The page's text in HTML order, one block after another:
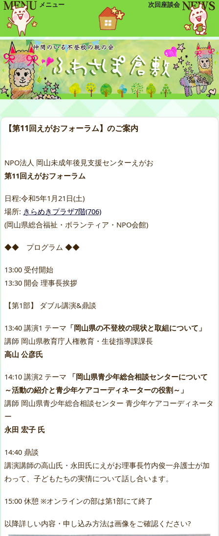
【第11回えがおフォーラム】のご案内
NPO法人 岡山未成年後見支援センターえがお
第11回えがおフォーラム
日程:令和5年1月21日(土)
場所: きらめきプラザ7階(706)
(岡山県総合福祉・ボランティア・NPO会館)
◆◆ プログラム ◆◆
13:00 受付開始
13:30 開会 理事長挨拶
【第1部】 ダブル講演&鼎談
13:40 講演1 テーマ 「岡山県の不登校の現状と取組について」
講師 岡山県教育庁人権教育・生徒指導課課長
高山 公彦氏
14:10 講演2 テーマ
「岡山県青少年総合相談センターについて
～活動の紹介と青少年ケアコーディネーターの役割～」
講師 岡山県青少年総合相談センター 青少年ケアコーディネータ
ー
永田 宏子 氏
14:40 鼎談
講演講師の高山氏・永田氏にえがお理事長竹内俊一弁護士が加
わって、子どもたちの実情について話し合います。
15:00 休憩 ※オンラインの部は第1部にて終了
以降詳しい内容・申し込み方法は画像をご確認ください?
メニュー 次回座談会